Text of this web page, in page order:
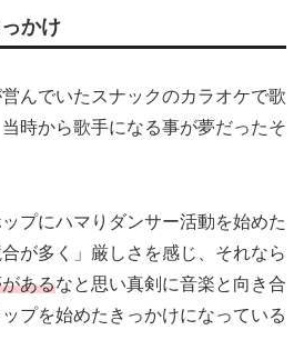
かけ
んでいたスナックのカラオケで歌
時から歌手になる事が夢だったそ
プにハマりダンサー活動を始めた
が多く」厳しさを感じ、それなら
あるなと思い真剣に音楽と向き合
プを始めたきっかけになっている